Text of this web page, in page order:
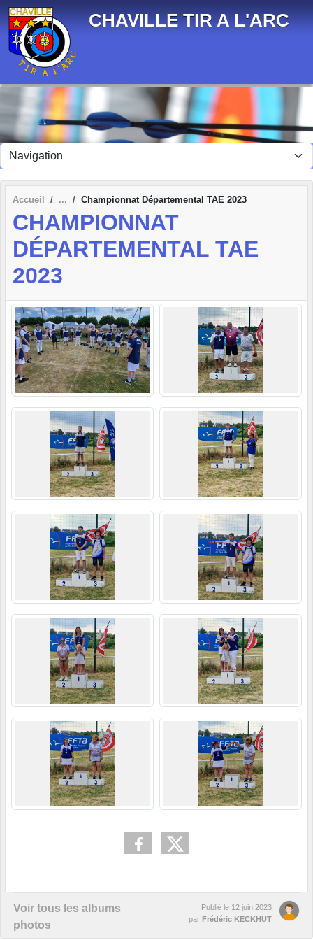
CHAVILLE TIR A L'ARC
Accueil Championnat Départemental TAE 2023
CHAMPIONNAT
DÉPARTEMENTAL TAE
2023
Voir tous les albums
photos
Publié le 12 juin 2023
par Frédéric KECKHUT
Panneau de gestion des cookies